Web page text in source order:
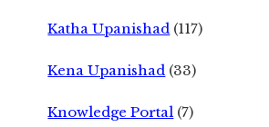
Katha Upanishad (117)
Kena Upanishad (33)
Knowledge Portal (7)